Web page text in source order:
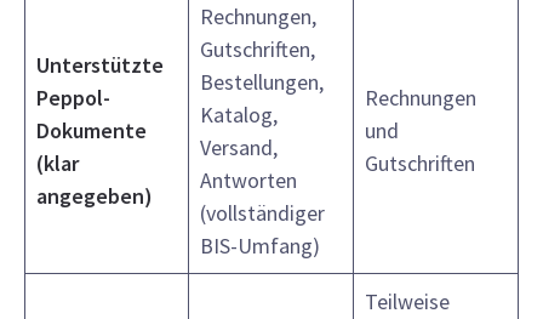
Unterstützte
Peppol-
Dokumente
(klar
angegeben)
Rechnungen,
Gutschriften,
Bestellungen,
Katalog,
Versand,
Antworten
(vollständiger
BIS-Umfang)
Rechnungen
und
Gutschriften
Teilweise